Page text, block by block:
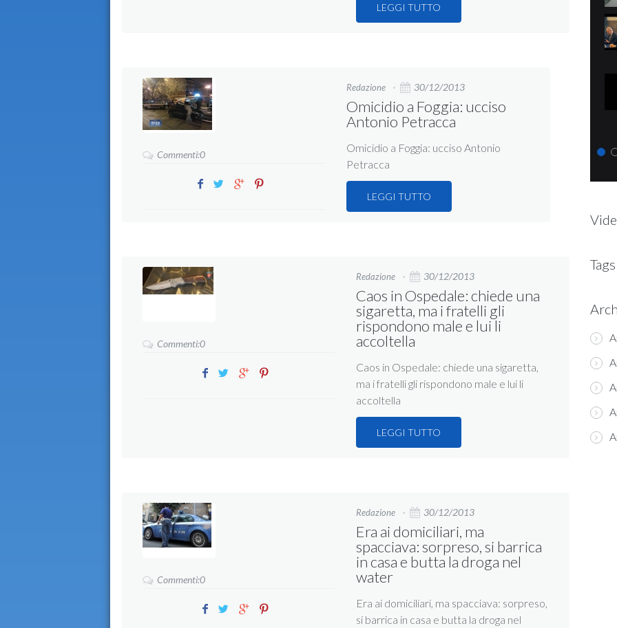
LEGGI TUTTO
Commenti:0
Redazione 30/12/2013
Omicidio a Foggia: ucciso
Antonio Petracca
Omicidio a Foggia: ucciso Antonio
Petracca
LEGGI TUTTO
Commenti:0
Redazione 30/12/2013
Caos in Ospedale: chiede una
sigaretta, ma i fratelli gli
rispondono male e lui li
accoltella
Caos in Ospedale: chiede una sigaretta,
ma i fratelli gli rispondono male e lui li
accoltella
LEGGI TUTTO
Commenti:0
Redazione 30/12/2013
Era ai domiciliari, ma
spacciava: sorpreso, si barrica
in casa e butta la droga nel
water
Era ai domiciliari, ma spacciava: sorpreso,
si barrica in casa e butta la droga nel
Tags